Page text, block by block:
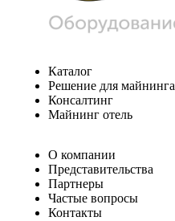
Каталог
Решение для майнинга
Консалтинг
Майнинг отель
О компании
Представительства
Партнеры
Частые вопросы
Контакты